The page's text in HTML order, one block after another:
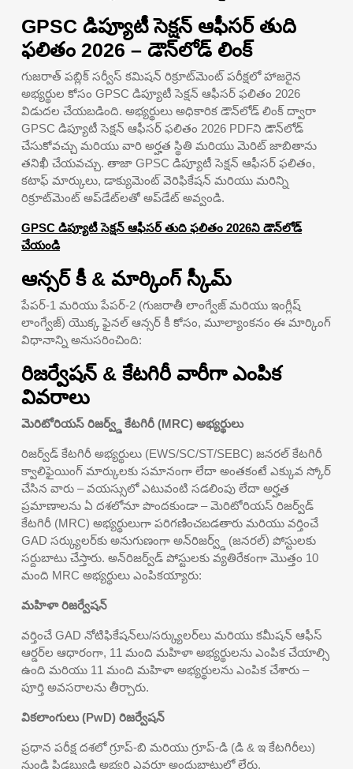
GPSC డిప్యూటీ సెక్షన్ ఆఫీసర్ తుది
ఫలితం 2026 – డౌన్‌లోడ్ లింక్
గుజరాత్ పబ్లిక్ సర్వీస్ కమిషన్ రిక్రూట్‌మెంట్ పరీక్షలో హాజరైన
అభ్యర్థుల కోసం GPSC డిప్యూటీ సెక్షన్ ఆఫీసర్ ఫలితం 2026
విడుదల చేయబడింది. అభ్యర్థులు అధికారిక డౌన్‌లోడ్ లింక్ ద్వారా
GPSC డిప్యూటీ సెక్షన్ ఆఫీసర్ ఫలితం 2026 PDFని డౌన్‌లోడ్
చేసుకోవచ్చు మరియు వారి అర్హత స్థితి మరియు మెరిట్ జాబితాను
తనిఖీ చేయవచ్చు. తాజా GPSC డిప్యూటీ సెక్షన్ ఆఫీసర్ ఫలితం,
కటాఫ్ మార్కులు, డాక్యుమెంట్ వెరిఫికేషన్ మరియు మరిన్ని
రిక్రూట్‌మెంట్ అప్‌డేట్‌లతో అప్‌డేట్ అవ్వండి.
GPSC డిప్యూటీ సెక్షన్ ఆఫీసర్ తుది ఫలితం 2026ని డౌన్‌లోడ్
చేయండి
ఆన్సర్ కీ & మార్కింగ్ స్కీమ్
పేపర్-1 మరియు పేపర్-2 (గుజరాతీ లాంగ్వేజ్ మరియు ఇంగ్లీష్
లాంగ్వేజ్) యొక్క ఫైనల్ ఆన్సర్ కీ కోసం, మూల్యాంకనం ఈ మార్కింగ్
విధానాన్ని అనుసరించింది:
రిజర్వేషన్ & కేటగిరీ వారీగా ఎంపిక
వివరాలు
మెరిటోరియస్ రిజర్వ్డ్ కేటగిరీ (MRC) అభ్యర్థులు
రిజర్వ్‌డ్ కేటగిరీ అభ్యర్థులు (EWS/SC/ST/SEBC) జనరల్ కేటగిరీ
క్వాలిఫైయింగ్ మార్కులకు సమానంగా లేదా అంతకంటే ఎక్కువ స్కోర్
చేసిన వారు – వయస్సులో ఎటువంటి సడలింపు లేదా అర్హత
ప్రమాణాలను ఏ దశలోనూ పొందకుండా – మెరిటోరియస్ రిజర్వ్‌డ్
కేటగిరీ (MRC) అభ్యర్థులుగా పరిగణించబడతారు మరియు వర్తించే
GAD సర్క్యులర్‌కు అనుగుణంగా అన్‌రిజర్వ్డ్ (జనరల్) పోస్టులకు
సర్దుబాటు చేస్తారు. అన్‌రిజర్వ్‌డ్ పోస్టులకు వ్యతిరేకంగా మొత్తం 10
మంది MRC అభ్యర్థులు ఎంపికయ్యారు:
మహిళా రిజర్వేషన్
వర్తించే GAD నోటిఫికేషన్‌లు/సర్క్యులర్‌లు మరియు కమీషన్ ఆఫీస్
ఆర్డర్‌ల ఆధారంగా, 11 మంది మహిళా అభ్యర్థులను ఎంపిక చేయాల్సి
ఉంది మరియు 11 మంది మహిళా అభ్యర్థులను ఎంపిక చేశారు –
పూర్తి అవసరాలను తీర్చారు.
వికలాంగులు (PwD) రిజర్వేషన్
ప్రధాన పరీక్ష దశలో గ్రూప్-బి మరియు గ్రూప్-డి (డి & ఇ కేటగిరీలు)
నుండి పిడబ్ల్యుడి అభ్యర్థి ఎవరూ అందుబాటులో లేరు.